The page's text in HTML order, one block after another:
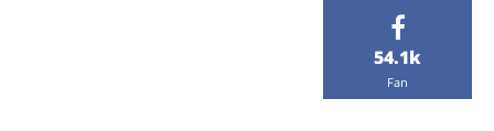
54.1k
Fan